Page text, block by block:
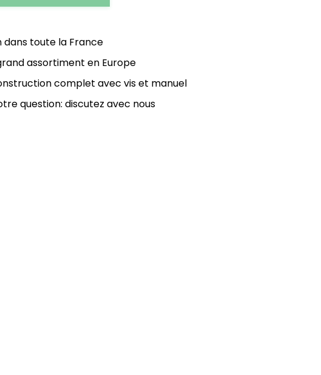
dans toute la France
assortiment en Europe
complet avec vis et manuel
question: discutez avec nous